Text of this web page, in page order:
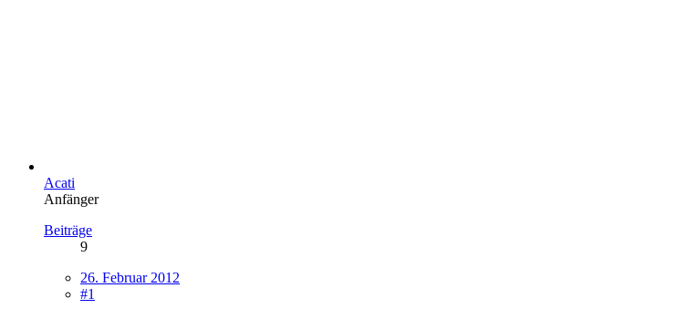
Acati
Anfänger
Beiträge
9
26. Februar 2012
#1